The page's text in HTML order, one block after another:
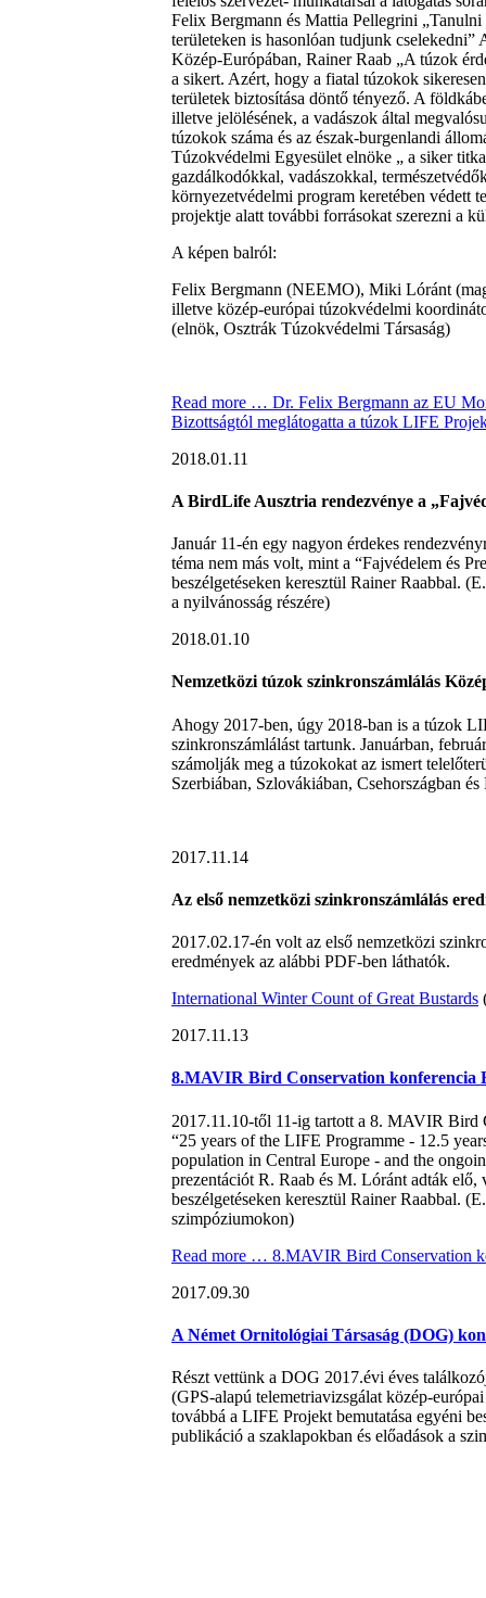
Felix Bergmann és Mattia Pellegrini
területeken is hasonlóan tudjunk
Közép-Európában, Rainer Raab „A túzok
a sikert. Azért, hogy a fiatal túzokok
területek biztosítása döntő tényező. A
illetve jelölésének, a vadászok által
túzokok száma és az észak-burgenlandi
Túzokvédelmi Egyesület elnöke „ a siker
gazdálkodókkal, vadászokkal,
környezetvédelmi program keretében védett
projektje alatt további forrásokat szerezni a
A képen balról:
Felix Bergmann (NEEMO), Miki Lóránt
illetve közép-európai túzokvédelmi
(elnök, Osztrák Túzokvédelmi Társaság)
Read more … Dr. Felix Bergmann az EU
Bizottságtól meglátogatta a túzok LIFE
2018.01.11
A BirdLife Ausztria rendezvénye a
Január 11-én egy nagyon érdekes
téma nem más volt, mint a “Fajvédelem és
beszélgetéseken keresztül Rainer Raabbal.
a nyilvánosság részére)
2018.01.10
Nemzetközi túzok szinkronszámlálás
Ahogy 2017-ben, úgy 2018-ban is a túzok
szinkronszámlálást tartunk. Januárban,
számolják meg a túzokokat az ismert
Szerbiában, Szlovákiában, Csehországban
2017.11.14
Az első nemzetközi szinkronszámlálás
2017.02.17-én volt az első nemzetközi
eredmények az alábbi PDF-ben láthatók.
International Winter Count of Great Bustards
2017.11.13
8.MAVIR Bird Conservation konferencia
2017.11.10-től 11-ig tartott a 8. MAVIR Bird
“25 years of the LIFE Programme - 12.5
population in Central Europe - and the
prezentációt R. Raab és M. Lóránt adták
beszélgetéseken keresztül Rainer Raabbal.
szimpóziumokon)
Read more … 8.MAVIR Bird Conservation
2017.09.30
A Német Ornitológiai Társaság (DOG)
Részt vettünk a DOG 2017.évi éves
(GPS-alapú telemetriavizsgálat közép-
továbbá a LIFE Projekt bemutatása egyéni
publikáció a szaklapokban és előadások a